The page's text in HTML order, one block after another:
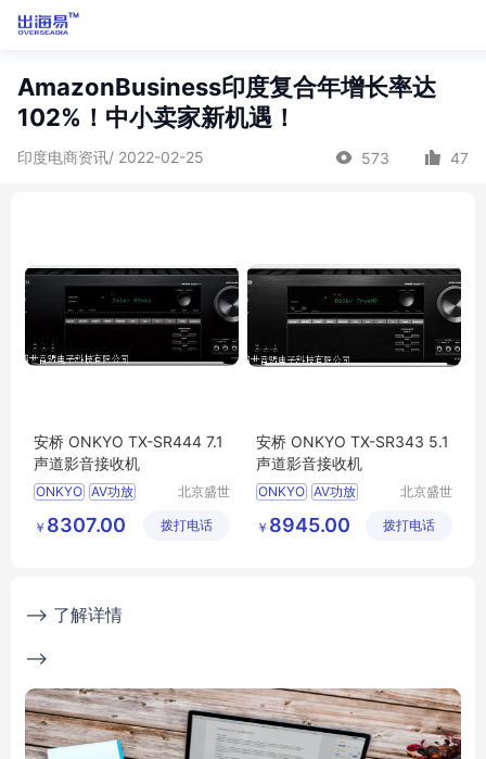
AmazonBusiness印度复合年增长率达
102%！中小卖家新机遇！
印度电商资讯/ 2022-02-25 573 47
安桥 ONKYO TX-SR444 7.1
声道影音接收机
ONKYO AV功放
北京盛世
科技有限
￥ 8307.00 拨打电话
安桥 ONKYO TX-SR343 5.1
声道影音接收机
ONKYO AV功放
北京盛世
科技有限
￥ 8945.00 拨打电话
--> 了解详情
-->